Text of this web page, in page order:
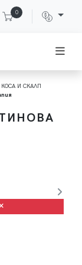
0
КОСА И СКАЛП